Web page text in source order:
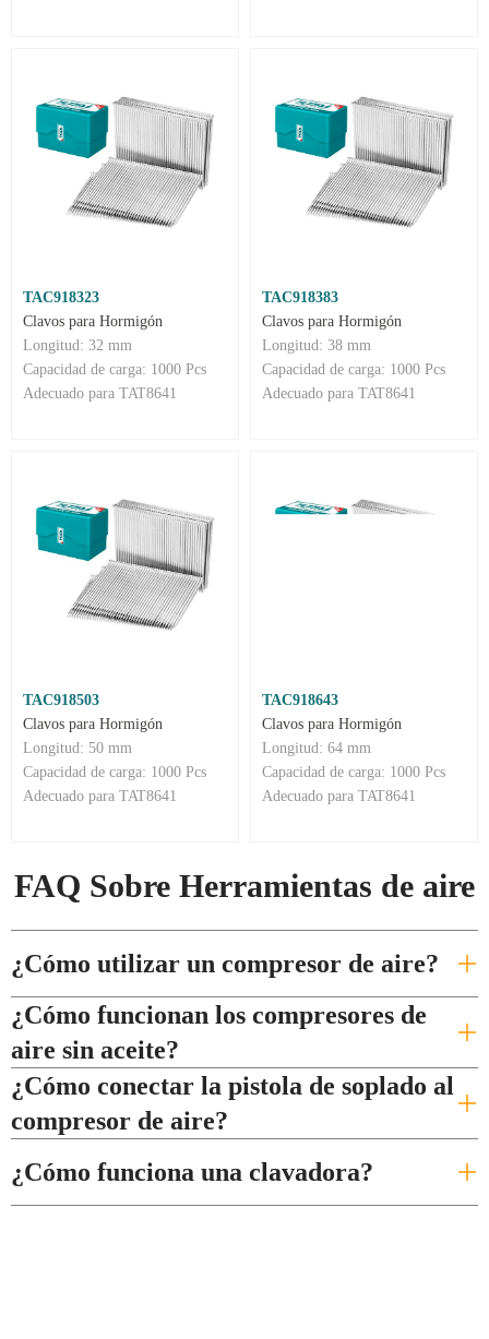
TAC918323
Clavos para Hormigón
Longitud: 32 mm
Capacidad de carga: 1000 Pcs
Adecuado para TAT8641
TAC918383
Clavos para Hormigón
Longitud: 38 mm
Capacidad de carga: 1000 Pcs
Adecuado para TAT8641
TAC918503
Clavos para Hormigón
Longitud: 50 mm
Capacidad de carga: 1000 Pcs
Adecuado para TAT8641
TAC918643
Clavos para Hormigón
Longitud: 64 mm
Capacidad de carga: 1000 Pcs
Adecuado para TAT8641
FAQ Sobre Herramientas de aire
¿Cómo utilizar un compresor de aire?
¿Cómo funcionan los compresores de
aire sin aceite?
¿Cómo conectar la pistola de soplado al
compresor de aire?
¿Cómo funciona una clavadora?